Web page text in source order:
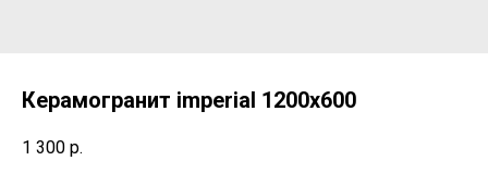
Керамогранит imperial 1200х600
1 300 р.